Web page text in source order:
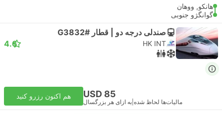
هانکو, ووهان
گوانگژو جنوبی
صندلی درجه دو | قطار #G3832
HK INT
4.6
USD 85
مالیات‌ها لحاظ شده به ازای هر بزرگسال
هم اکنون رزرو کنید